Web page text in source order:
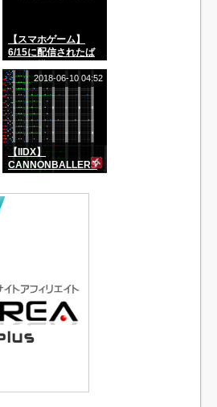
【スマホゲーム】
6/15に配信されたば
音楽ゲーム！「Muse
Dash」を紹介♪
【IIDX】
CANNONBALLERS
or aliveが復活！みん
2018-06-10 04:52